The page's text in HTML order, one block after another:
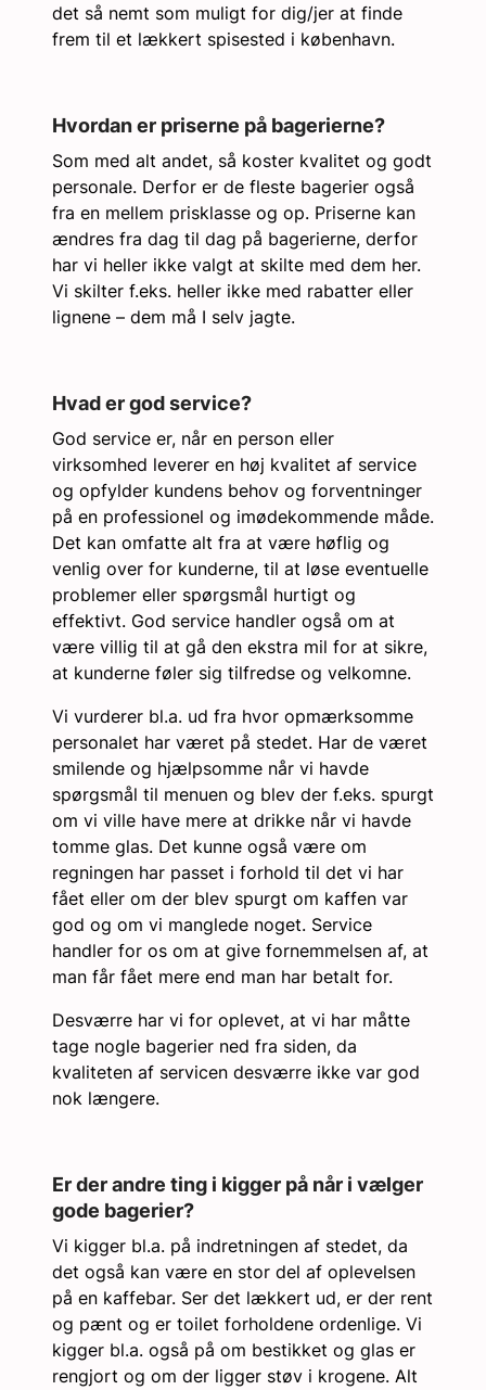
det så nemt som muligt for dig/jer at finde
frem til et lækkert spisested i københavn.
Hvordan er priserne på bagerierne?
Som med alt andet, så koster kvalitet og godt
personale. Derfor er de fleste bagerier også
fra en mellem prisklasse og op. Priserne kan
ændres fra dag til dag på bagerierne, derfor
har vi heller ikke valgt at skilte med dem her.
Vi skilter f.eks. heller ikke med rabatter eller
lignene – dem må I selv jagte.
Hvad er god service?
God service er, når en person eller
virksomhed leverer en høj kvalitet af service
og opfylder kundens behov og forventninger
på en professionel og imødekommende måde.
Det kan omfatte alt fra at være høflig og
venlig over for kunderne, til at løse eventuelle
problemer eller spørgsmål hurtigt og
effektivt. God service handler også om at
være villig til at gå den ekstra mil for at sikre,
at kunderne føler sig tilfredse og velkomne.
Vi vurderer bl.a. ud fra hvor opmærksomme
personalet har været på stedet. Har de været
smilende og hjælpsomme når vi havde
spørgsmål til menuen og blev der f.eks. spurgt
om vi ville have mere at drikke når vi havde
tomme glas. Det kunne også være om
regningen har passet i forhold til det vi har
fået eller om der blev spurgt om kaffen var
god og om vi manglede noget. Service
handler for os om at give fornemmelsen af, at
man får fået mere end man har betalt for.
Desværre har vi for oplevet, at vi har måtte
tage nogle bagerier ned fra siden, da
kvaliteten af servicen desværre ikke var god
nok længere.
Er der andre ting i kigger på når i vælger
gode bagerier?
Vi kigger bl.a. på indretningen af stedet, da
det også kan være en stor del af oplevelsen
på en kaffebar. Ser det lækkert ud, er der rent
og pænt og er toilet forholdene ordenlige. Vi
kigger bl.a. også på om bestikket og glas er
rengjort og om der ligger støv i krogene. Alt